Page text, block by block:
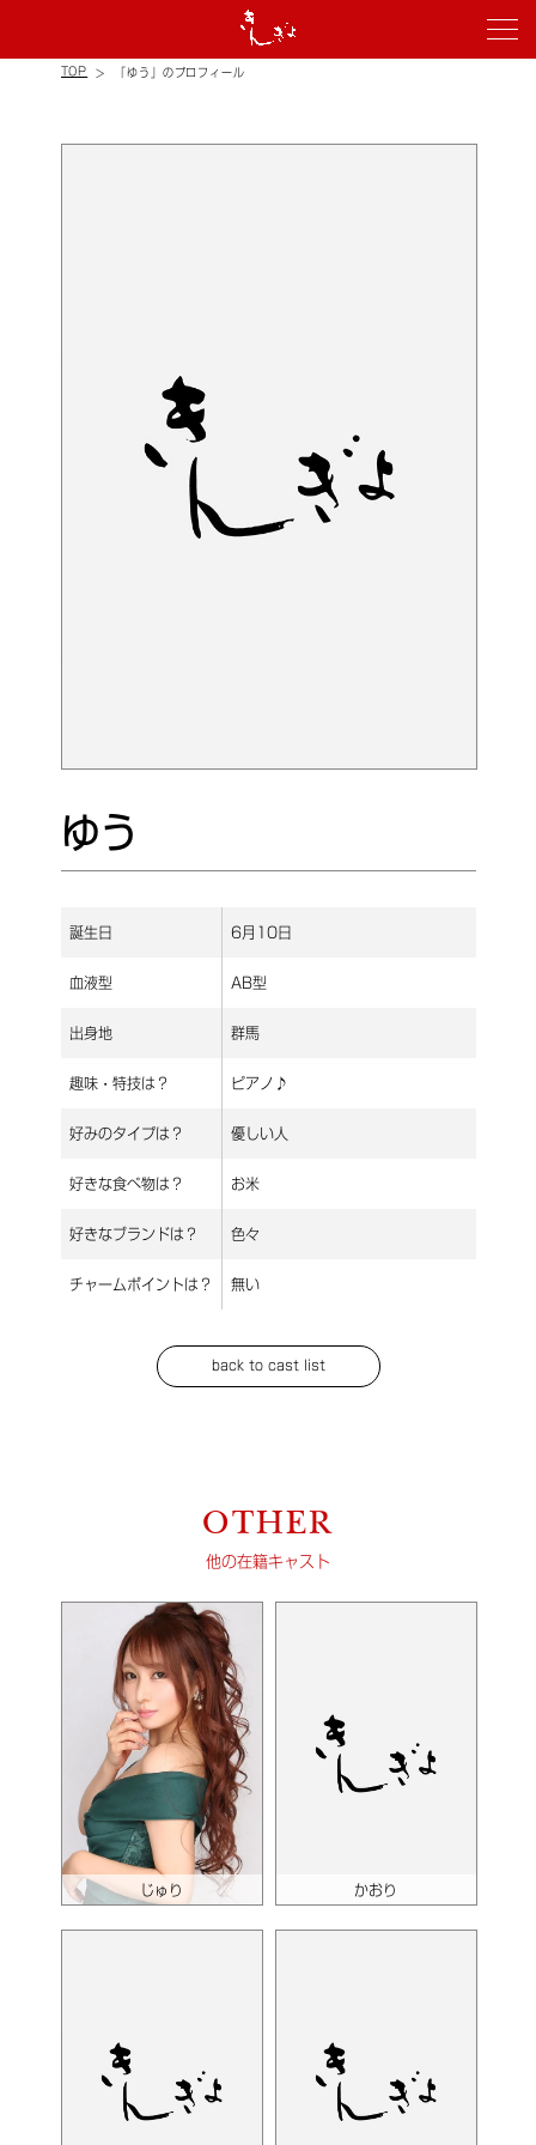
TOP 「ゆう」のプロフィール
ゆう
誕生日 6月10日
血液型 AB型
出身地 群馬
趣味・特技は？ ピアノ♪
好みのタイプは？ 優しい人
好きな食べ物は？ お米
好きなブランドは？ 色々
チャームポイントは？ 無い
back to cast list
OTHER
他の在籍キャスト
じゅり かおり